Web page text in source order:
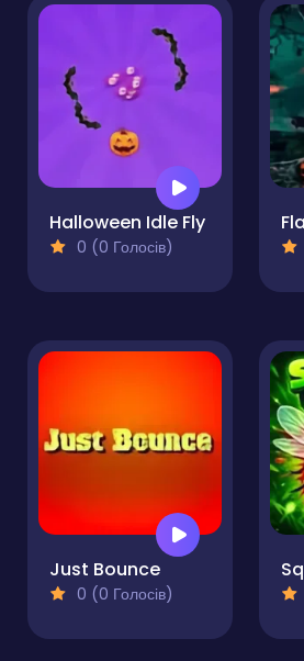
Halloween Idle Fly
0 (0 Голосів)
Just Bounce
0 (0 Голосів)